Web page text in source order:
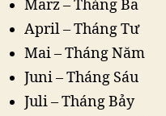
März – Tháng Ba
April – Tháng Tư
Mai – Tháng Năm
Juni – Tháng Sáu
Juli – Tháng Bảy